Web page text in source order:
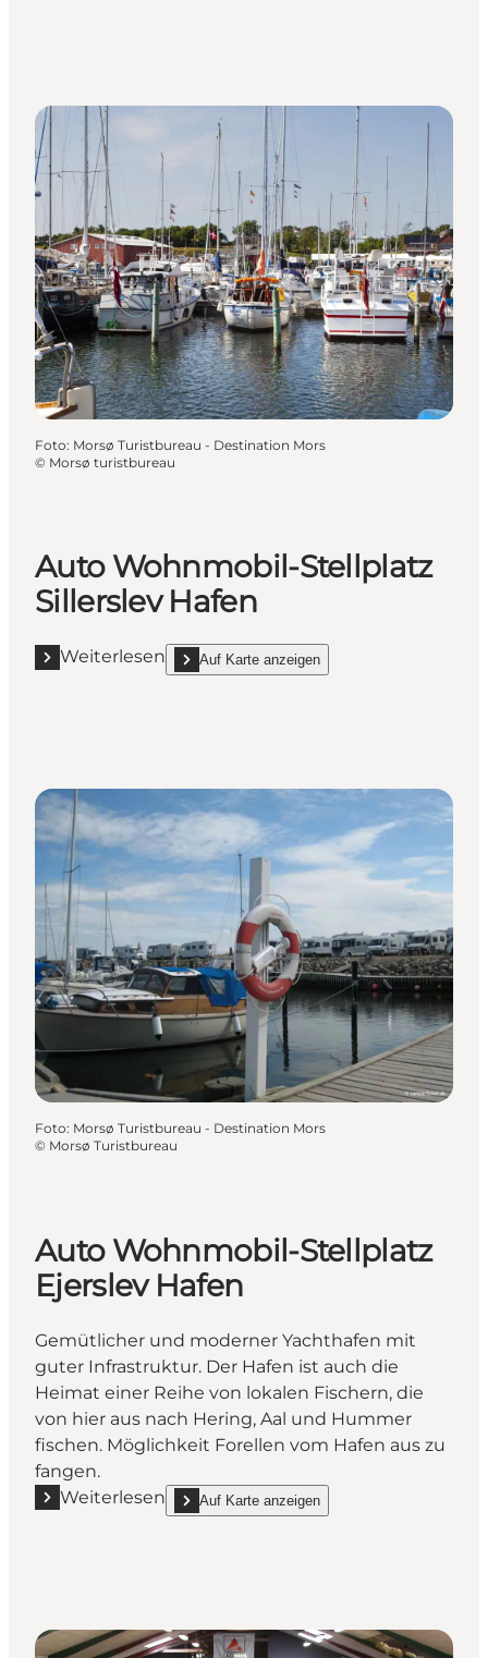
Foto: Morsø Turistbureau - Destination Mors
© Morsø turistbureau
Auto Wohnmobil-Stellplatz
Sillerslev Hafen
Weiterlesen
Mehr erfahren "Auto Wohnmobil-Stellplatz Sillerslev
Auf Karte anzeigen
show Auto Wohnmobil-Stellplatz Sillerslev Hafen
Foto: Morsø Turistbureau - Destination Mors
© Morsø Turistbureau
Auto Wohnmobil-Stellplatz
Ejerslev Hafen
Gemütlicher und moderner Yachthafen mit
guter Infrastruktur. Der Hafen ist auch die
Heimat einer Reihe von lokalen Fischern, die
von hier aus nach Hering, Aal und Hummer
fischen. Möglichkeit Forellen vom Hafen aus zu
fangen.
Weiterlesen
Mehr erfahren "Auto Wohnmobil-Stellplatz Ejerslev
Auf Karte anzeigen
show Auto Wohnmobil-Stellplatz Ejerslev Hafen